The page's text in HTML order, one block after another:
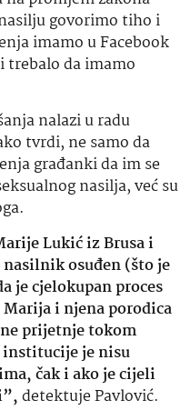
govorimo tiho i
imamo u Facebook
trebalo da imamo
nalazi u radu
tvrdi, ne samo da
građanki da im se
nasilja, već su
Lukić iz Brusa i
osuđen (što je
je cjelokupan proces
i njena porodica
prijetnje tokom
institucije je nisu
čak i ako je cijeli
detektuje Pavlović.